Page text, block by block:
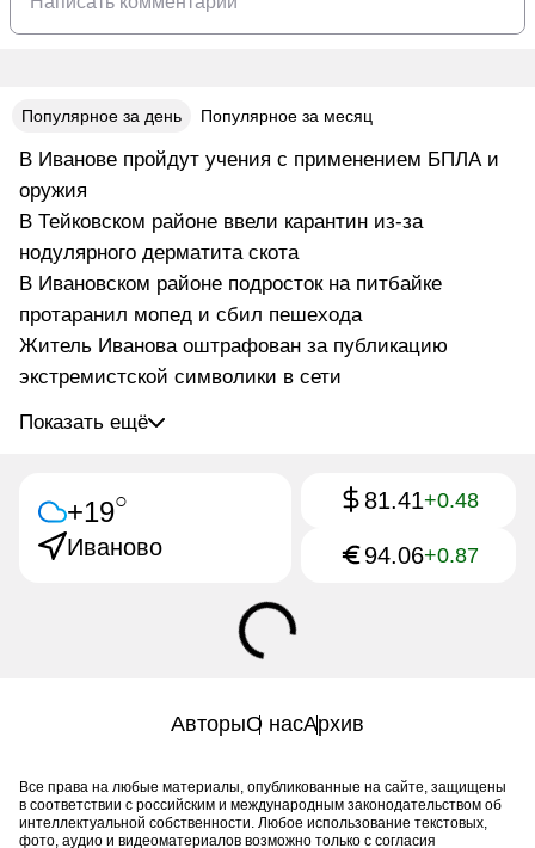
Популярное за день Популярное за месяц
В Иванове пройдут учения с применением БПЛА и
оружия
В Тейковском районе ввели карантин из-за
нодулярного дерматита скота
В Ивановском районе подросток на питбайке
протаранил мопед и сбил пешехода
Житель Иванова оштрафован за публикацию
экстремистской символики в сети
Показать ещё
+19○
Иваново
81.41+0.48
94.06+0.87
АвторыО насАрхив
Все права на любые материалы, опубликованные на сайте, защищены
в соответствии с российским и международным законодательством об
интеллектуальной собственности. Любое использование текстовых,
фото, аудио и видеоматериалов возможно только с согласия